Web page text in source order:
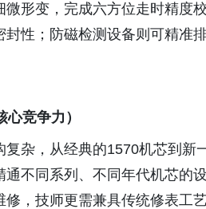
微形变，完成六方位走时精度
封性；防磁检测设备则可精准
竞争力）
杂，从经典的1570机芯到新
通不同系列、不同年代机芯的
修，技师更需兼具传统修表工